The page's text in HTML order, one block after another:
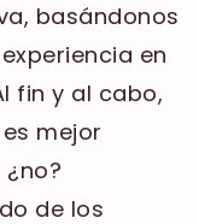
basándonos
en
fin y al cabo,
mejor
de los